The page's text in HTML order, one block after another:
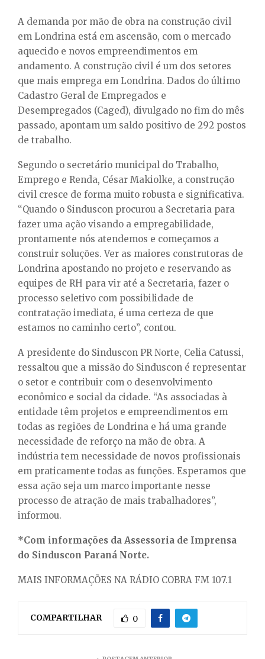
A demanda por mão de obra na construção civil
em Londrina está em ascensão, com o mercado
aquecido e novos empreendimentos em
andamento. A construção civil é um dos setores
que mais emprega em Londrina. Dados do último
Cadastro Geral de Empregados e
Desempregados (Caged), divulgado no fim do mês
passado, apontam um saldo positivo de 292 postos
de trabalho.
Segundo o secretário municipal do Trabalho,
Emprego e Renda, César Makiolke, a construção
civil cresce de forma muito robusta e significativa.
“Quando o Sinduscon procurou a Secretaria para
fazer uma ação visando a empregabilidade,
prontamente nós atendemos e começamos a
construir soluções. Ver as maiores construtoras de
Londrina apostando no projeto e reservando as
equipes de RH para vir até a Secretaria, fazer o
processo seletivo com possibilidade de
contratação imediata, é uma certeza de que
estamos no caminho certo”, contou.
A presidente do Sinduscon PR Norte, Celia Catussi,
ressaltou que a missão do Sinduscon é representar
o setor e contribuir com o desenvolvimento
econômico e social da cidade. “As associadas à
entidade têm projetos e empreendimentos em
todas as regiões de Londrina e há uma grande
necessidade de reforço na mão de obra. A
indústria tem necessidade de novos profissionais
em praticamente todas as funções. Esperamos que
essa ação seja um marco importante nesse
processo de atração de mais trabalhadores”,
informou.
*Com informações da Assessoria de Imprensa
do Sinduscon Paraná Norte.
MAIS INFORMAÇÕES NA RÁDIO COBRA FM 107.1
COMPARTILHAR 0